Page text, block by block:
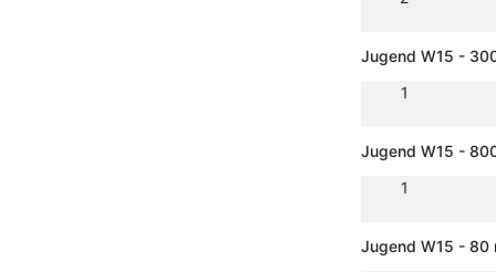
Jugend W15 -
1
Jugend W15 -
1
Jugend W15 - 80